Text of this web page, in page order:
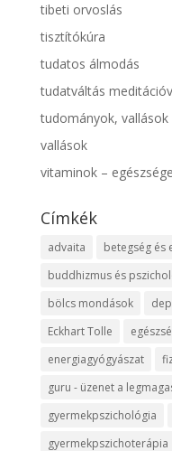
tibeti orvoslás
tisztítókúra
tudatos álmodás
tudatváltás
tudományok,
vallások
vitaminok –
Címkék
advaita betegség és
buddhizmus és
bölcs mondások
Eckhart Tolle
energiagyógyászat
guru - üzenet a
gyermekpszichológia
gyermekpszichoterápia